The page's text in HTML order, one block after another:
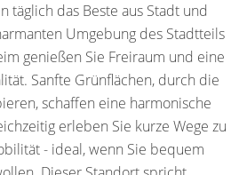
täglich das Beste aus Stadt und
Umgebung des Stadtteils
genießen Sie Freiraum und eine
Sanfte Grünflächen, durch die
schaffen eine harmonische
erleben Sie kurze Wege zu
- ideal, wenn Sie bequem